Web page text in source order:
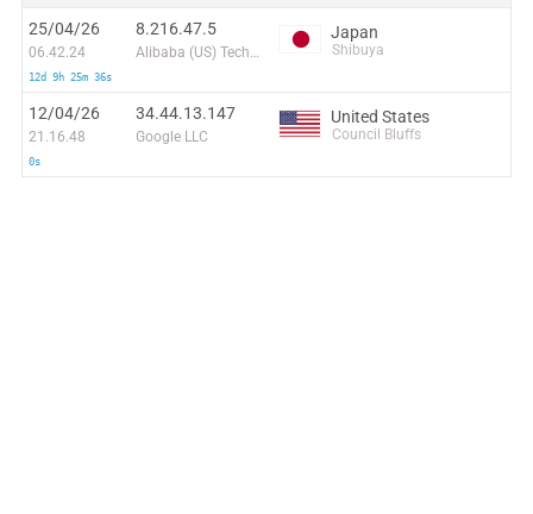
25/04/26
06.42.24
12d 9h 25m 36s
8.216.47.5
Alibaba (US) Technology Co., Ltd.
Japan
Shibuya
12/04/26
21.16.48
0s
34.44.13.147
Google LLC
United States
Council Bluffs